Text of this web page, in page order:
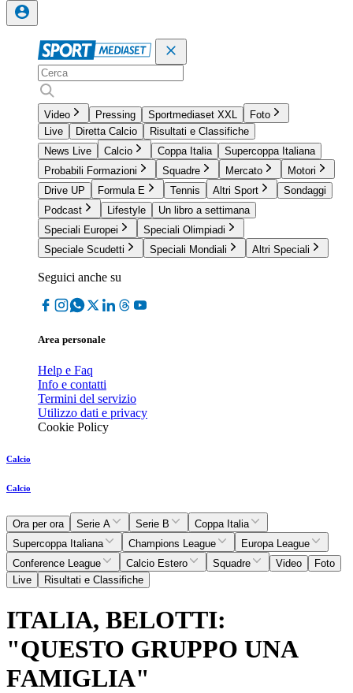
Video Pressing Sportmediaset XXL
Foto
Live
Diretta Calcio
Risultati e Classifiche
News Live
Calcio Coppa Italia
Supercoppa Italiana
Probabili Formazioni
Squadre Mercato
Motori
Drive UP
Formula E Tennis Altri Sport
Sondaggi
Podcast
Lifestyle
Un libro a settimana
Speciali Europei
Speciali Olimpiadi
Speciale Scudetti
Speciali Mondiali Altri Speciali
Seguici anche su
Area personale
Help e Faq
Info e contatti
Termini del servizio
Utilizzo dati e privacy
Cookie Policy
Calcio
Calcio
Ora per ora Serie A Serie B
Coppa Italia
Supercoppa Italiana
Champions League
Europa League
Conference League
Calcio Estero Squadre Video
Foto
Live
Risultati e Classifiche
ITALIA, BELOTTI:
"QUESTO GRUPPO UNA
FAMIGLIA"